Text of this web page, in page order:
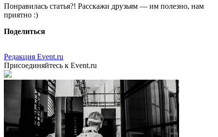
Понравилась статья?! Расскажи друзьям — им полезно, нам
приятно :)
Поделиться
Редакция Event.ru
Присоединяйтесь к Event.ru